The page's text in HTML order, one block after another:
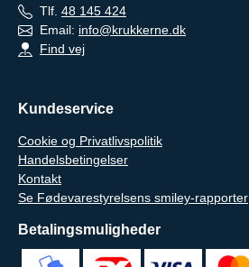
Tlf. 48 145 424
Email: info@krukkerne.dk
Find vej
Kundeservice
Cookie og Privatlivspolitik
Handelsbetingelser
Kontakt
Se Fødevarestyrelsens smiley-rapporter
Betalingsmuligheder